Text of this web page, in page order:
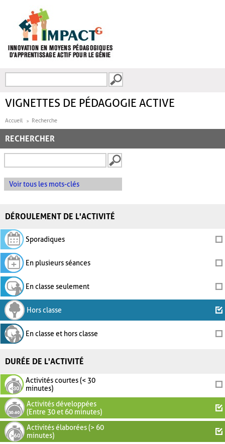
FORMULAIRE DE
VIGNETTES DE PÉDAGOGIE ACTIVE
Accueil Recherche
RECHERCHER
Voir tous les mots-clés
DÉROULEMENT DE L'ACTIVITÉ
Sporadiques
En plusieurs séances
En classe seulement
Hors classe
En classe et hors classe
DURÉE DE L'ACTIVITÉ
Activités courtes (< 30
minutes)
Activités développées
(Entre 30 et 60 minutes)
Activités élaborées (> 60
minutes)